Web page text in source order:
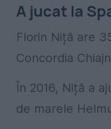
A jucat la
Florin Niță are
Concordia
În 2016, Niță a
de marele